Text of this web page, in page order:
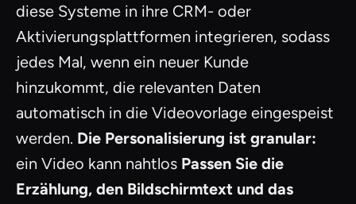
diese Systeme in ihre CRM- oder
Aktivierungsplattformen integrieren, sodass
jedes Mal, wenn ein neuer Kunde
hinzukommt, die relevanten Daten
automatisch in die Videovorlage eingespeist
werden. Die Personalisierung ist granular:
ein Video kann nahtlos Passen Sie die
Erzählung, den Bildschirmtext und das